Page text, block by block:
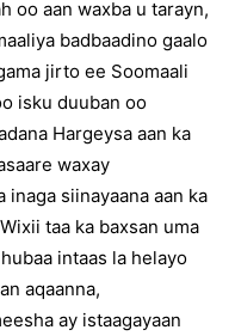
oo aan waxba u tarayn,
badbaadino gaalo
jirto ee Soomaali
isku duuban oo
Hargeysa aan ka
waxay
inaga siinayaana aan ka
taa ka baxsan uma
intaas la helayo
aqaanna,
ay istaagayaan